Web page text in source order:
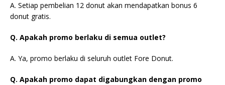
A. Setiap pembelian 12 donut akan mendapatkan bonus 6
donut gratis.
Q. Apakah promo berlaku di semua outlet?
A. Ya, promo berlaku di seluruh outlet Fore Donut.
Q. Apakah promo dapat digabungkan dengan promo